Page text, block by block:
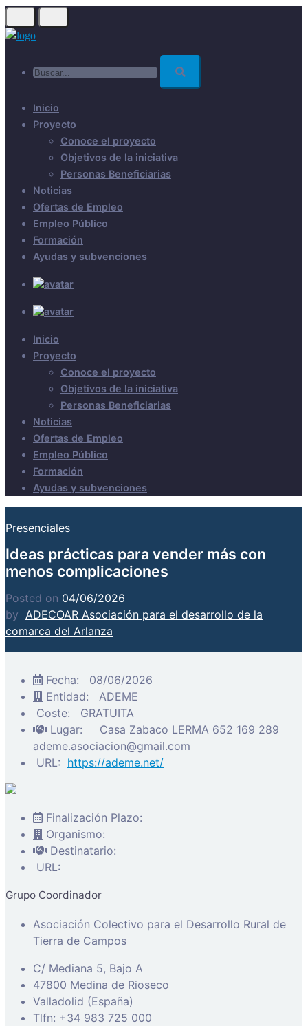
Skip
to
Inicio
Proyecto
Conoce el proyecto
Objetivos de la iniciativa
Personas Beneficiarias
Noticias
Ofertas de Empleo
Empleo Público
Formación
Ayudas y subvenciones
Inicio
Proyecto
Conoce el proyecto
Objetivos de la iniciativa
Personas Beneficiarias
Noticias
Ofertas de Empleo
Empleo Público
Formación
Ayudas y subvenciones
Presenciales
Ideas prácticas para vender más con
menos complicaciones
Posted on 04/06/2026
by ADECOAR Asociación para el desarrollo de la
comarca del Arlanza
Fecha:
08/06/2026
Entidad:
ADEME
Coste:
GRATUITA
Lugar:
Casa Zabaco LERMA 652 169 289
ademe.asociacion@gmail.com
URL: https://ademe.net/
Finalización Plazo:
Organismo:
Destinatario:
URL:
Grupo Coordinador
Asociación Colectivo para el Desarrollo Rural de
Tierra de Campos
C/ Mediana 5, Bajo A
47800 Medina de Rioseco
Valladolid (España)
Tlfn: +34 983 725 000